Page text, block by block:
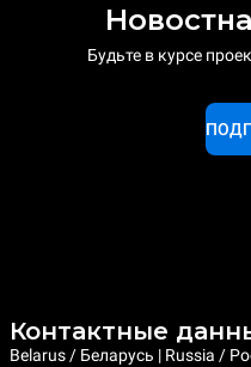
Будьте в курсе
Контактные
Belarus / Беларусь | Russia /